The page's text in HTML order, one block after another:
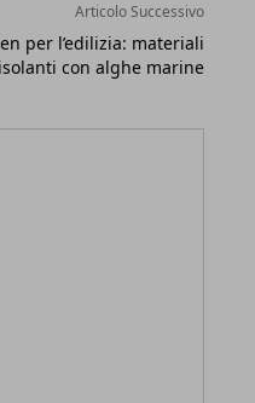
Articolo Successivo
per l’edilizia: materiali
isolanti con alghe marine